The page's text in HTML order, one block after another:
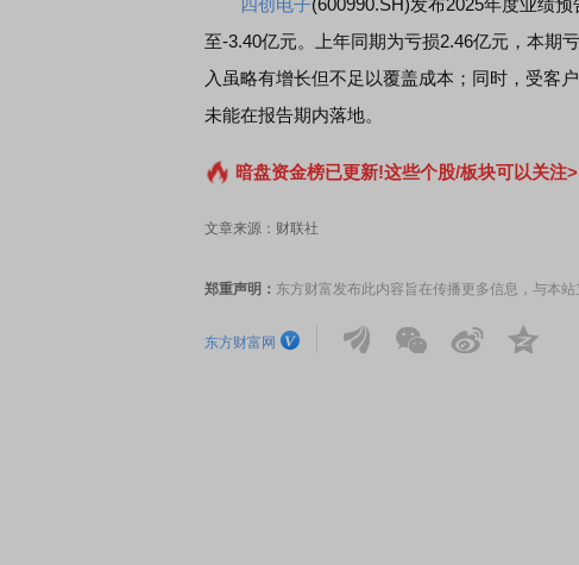
四创电子(600990.SH)发布2025年度业绩
至-3.40亿元。上年同期为亏损2.46亿元，本期
入虽略有增长但不足以覆盖成本；同时，受客
未能在报告期内落地。
暗盘资金榜已更新!这些个股/板块可以关注>
文章来源：财联社
郑重声明： 东方财富发布此内容旨在传播更多信息，与本
东方财富网